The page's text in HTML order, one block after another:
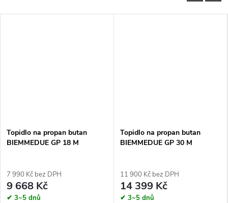
Topidlo na propan butan
BIEMMEDUE GP 18 M
7 990 Kč bez DPH
9 668 Kč
✔ 3~5 dnů
Topidlo na propan butan
BIEMMEDUE GP 30 M
11 900 Kč bez DPH
14 399 Kč
✔ 3~5 dnů